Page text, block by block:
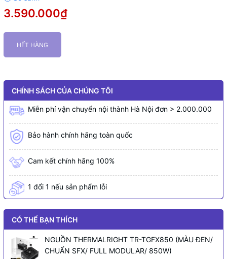
3.590.000₫
HẾT HÀNG
CHÍNH SÁCH CỦA CHÚNG TÔI
Miễn phí vận chuyển nội thành Hà Nội đơn > 2.000.000
Bảo hành chính hãng toàn quốc
Cam kết chính hãng 100%
1 đổi 1 nếu sản phẩm lỗi
CÓ THỂ BẠN THÍCH
NGUỒN THERMALRIGHT TR-TGFX850 (MÀU ĐEN/
CHUẨN SFX/ FULL MODULAR/ 850W)